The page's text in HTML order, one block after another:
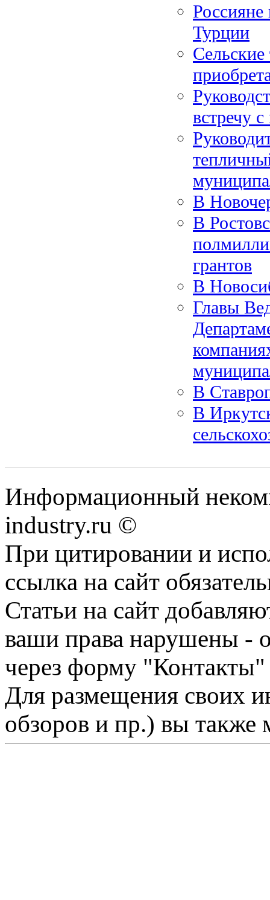
Россияне
Турции
Сельские
встречу
В
В
грантов
В
Главы
В
В
Информационный
industry.ru ©
При цитировании и
ссылка на сайт
Статьи на сайт
ваши права нарушены -
через форму "Контакты"
Для размещения своих
обзоров и пр.) вы также